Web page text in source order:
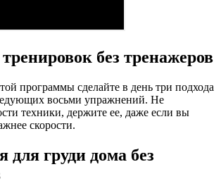
без тренажеров
программы сделайте в день три подхода
восьми упражнений. Не
техники, держите ее, даже если вы
скорости.
для груди дома без